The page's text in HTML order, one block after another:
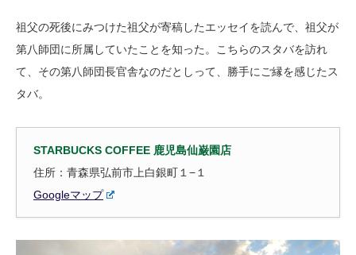
祖父の死後にみつけた祖父が寄稿したエッセイを読んで、祖父が
第八師団に所属していたことを知った。こちらのスタバを訪れ
て、その第八師団長官舎なのだとしって、勝手にご縁を感じたス
タバ。
STARBUCKS COFFEE 鹿児島仙巌園店
住所：青森県弘前市上白銀町１−１
Googleマップ